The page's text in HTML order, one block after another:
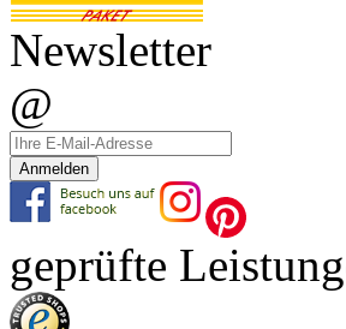
Newsletter
@
Anmelden
geprüfte